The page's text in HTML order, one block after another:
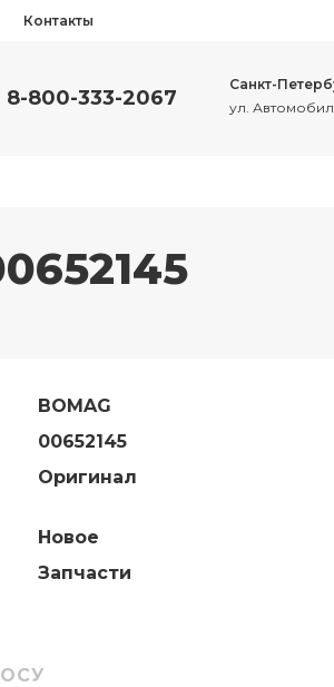
Контакты
8-800-333-2067
Санкт-
ул.
BOMAG
00652145
Оригинал
Новое
Запчасти